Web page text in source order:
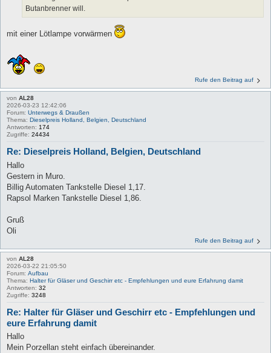
Butanbrenner will.
mit einer Lötlampe vorwärmen
Rufe den Beitrag auf
von AL28
2026-03-23 12:42:06
Forum: Unterwegs & Draußen
Thema: Dieselpreis Holland, Belgien, Deutschland
Antworten: 174
Zugriffe: 24434
Re: Dieselpreis Holland, Belgien, Deutschland
Hallo
Gestern in Muro.
Billig Automaten Tankstelle Diesel 1,17.
Rapsol Marken Tankstelle Diesel 1,86.
Gruß
Oli
Rufe den Beitrag auf
von AL28
2026-03-22 21:05:50
Forum: Aufbau
Thema: Halter für Gläser und Geschirr etc - Empfehlungen und eure Erfahrung damit
Antworten: 32
Zugriffe: 3248
Re: Halter für Gläser und Geschirr etc - Empfehlungen und
eure Erfahrung damit
Hallo
Mein Porzellan steht einfach übereinander.